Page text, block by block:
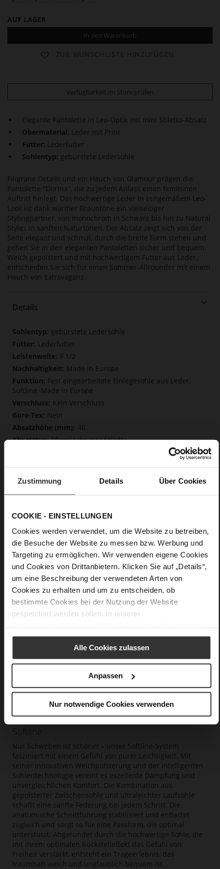
Zustimmung Details Über Cookies
COOKIE - EINSTELLUNGEN
Cookies werden verwendet, um die Website zu betreiben,
die Besuche der Website zu messen bzw. Werbung und
Targeting zu ermöglichen. Wir verwenden eigene Cookies
und Cookies von Drittanbietern. Klicken Sie auf „Details“,
um eine Beschreibung der verwendeten Arten von
Cookies zu erhalten und um zu entscheiden, ob
bestimmte Cookies bei der Nutzung der Website
gespeichert werden sollen. In unserer
Alle Cookies zulassen
Anpassen
Nur notwendige Cookies verwenden
AUF LAGER
In den Warenkorb
Verfügbarkeit im Store prüfen
Elegante Pantolette in Leo-Optik mit mini Stiletto-Absatz
Obermaterial: Leder mit Print
Futter: Lederfutter
Sohlentyp: gebürstete Ledersohle
Filigrane Details und ein Hauch von Glamour prägen die
Pantolette "Dorina", die zu jedem Anlass einen femininen
Auftritt hinlegt. Das hochwertige Leder in zeitgemäßem Leo-
Look ist dank warmer Brauntöne ein vielseitiger
Stylingpartner, von monochrom in Schwarz bis hin zu Natural
Styles in sanften Naturtönen. Der Absatz zeigt sich von der
Seite elegant und schmal, durch die breite Form stehen und
gehen Sie in den eleganten Pantoletten sicher und bequem.
Weich gepolstert und mit hochwertigem Futter aus Leder,
entscheiden Sie sich für einen Sommer-Allrounder mit einem
Hauch von Extravaganz.
Details
Mehr
Informationen
gebürstete Ledersohle
Lederfutter
F 1/2
Made in Europe
Fest eingearbeitete Einlegesohle aus Leder,
Softline, Made in Europe
Kein Verschluss
Nein
46
Pfennigabsatz / Stiletto
Care
Nur Schweben ist schöner – unser Softline-System
fasziniert mit einem Gefühl von purer Leichtigkeit. Mit
seiner innovativen Weichpolsterung und der intelligenten
Sohlentechnologie vereint es exzellente Dämpfung und
unvergleichlichen Komfort. Die Kombination aus
gepolsterter Zwischensohle und ultraleichter Laufsohle
schafft eine sanfte Federung bei jedem Schritt. Die
anatomische Schnittführung stabilisiert und entlastet
zugleich und sorgt so für eine Passform, die optimal
unterstützt. Abgerundet durch die hochwertige Sohle, die
mit ihrem optimalen Rückstelleffekt das Gefühl von
Freiheit verstärkt, entsteht ein Trageerlebnis, das
traumhaft weich und unglaublich bequem ist.